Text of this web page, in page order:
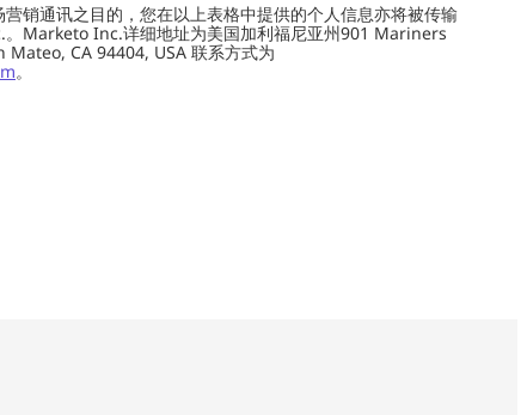
销通讯之目的，您在以上表格中提供的个人信息亦将被传输
Marketo Inc.详细地址为美国加利福尼亚州901 Mariners
CA 94404, USA 联系方式为
。